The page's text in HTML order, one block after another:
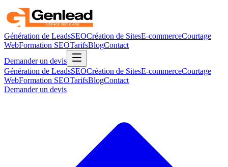
Génération de LeadsSEOCréation de SitesE-commerceCourtage
WebFormation SEOTarifsBlogContact
Demander un devis
Génération de LeadsSEOCréation de SitesE-commerceCourtage
WebFormation SEOTarifsBlogContact
Demander un devis